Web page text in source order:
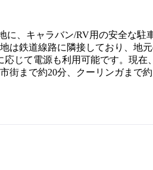
、キャラバン/RV用の安全な
は鉄道線路に隣接しており、
じて電源も利用可能です。現
まで約20分、クーリンガまで約